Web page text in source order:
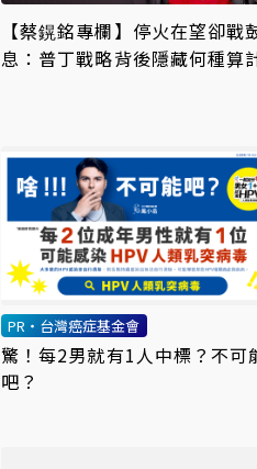
【蔡鎤銘專欄】停火在望卻戰
息：普丁戰略背後隱藏何種算
PR・台灣癌症基金會
驚！每2男就有1人中標？不可
吧？